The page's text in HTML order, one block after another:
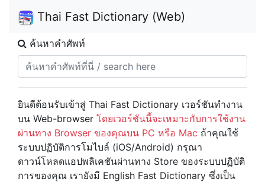
Thai Fast Dictionary (Web)
ค้นหาคำศัพท์
ยินดีต้อนรับเข้าสู่ Thai Fast Dictionary เวอร์ชันทำงาน
บน Web-browser โดยเวอร์ชันนี้จะเหมาะกับการใช้งาน
ผ่านทาง Browser ของคุณบน PC หรือ Mac ถ้าคุณใช้
ระบบปฏิบัติการโมไบล์ (iOS/Android) กรุณา
ดาวน์โหลดแอปพลิเคชันผ่านทาง Store ของระบบปฏิบัติ
การของคุณ เรายังมี English Fast Dictionary ซึ่งเป็น